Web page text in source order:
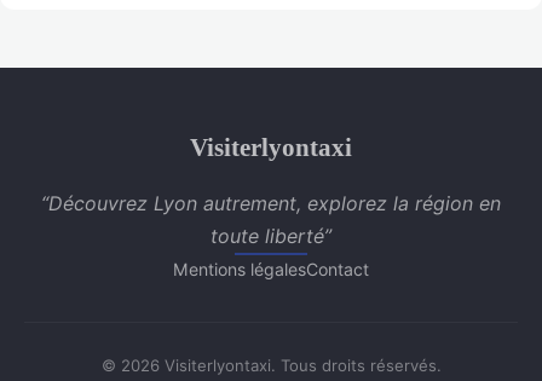
Visiterlyontaxi
“Découvrez Lyon autrement, explorez la région en
toute liberté”
Mentions légalesContact
© 2026 Visiterlyontaxi. Tous droits réservés.